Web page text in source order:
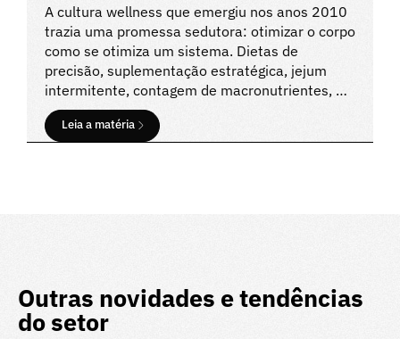
A cultura wellness que emergiu nos anos 2010
trazia uma promessa sedutora: otimizar o corpo
como se otimiza um sistema. Dietas de
precisão, suplementação estratégica, jejum
intermitente, contagem de macronutrientes, …
Leia a matéria
Outras novidades e tendências
do setor